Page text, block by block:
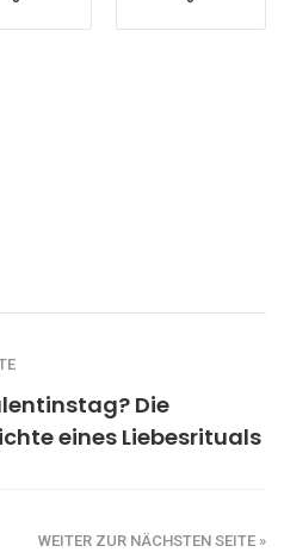
Die
eines Liebesrituals
WEITER ZUR NÄCHSTEN SEITE »